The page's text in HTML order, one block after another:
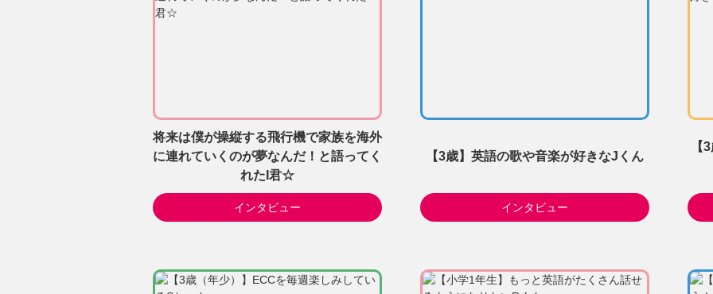
将来は僕が操縦する飛行機で家族を海外
に連れていくのが夢なんだ！と語ってく
れたI君☆
インタビュー
【3歳】英語の歌や音楽が好きなJくん
インタビュー
【